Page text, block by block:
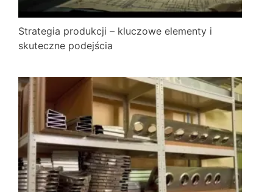
Strategia produkcji – kluczowe elementy i
skuteczne podejścia